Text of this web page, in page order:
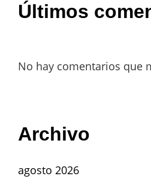
Últimos
No hay comentarios que
Archivo
agosto 2026